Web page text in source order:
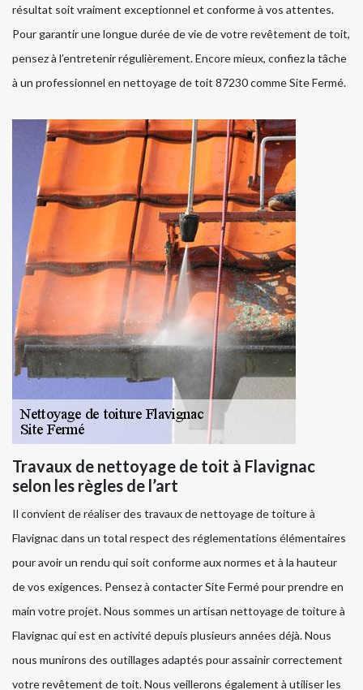
résultat soit vraiment exceptionnel et conforme à vos attentes.
Pour garantir une longue durée de vie de votre revêtement de toit,
pensez à l’entretenir régulièrement. Encore mieux, confiez la tâche
à un professionnel en nettoyage de toit 87230 comme Site Fermé.
Travaux de nettoyage de toit à Flavignac
selon les règles de l’art
Il convient de réaliser des travaux de nettoyage de toiture à
Flavignac dans un total respect des réglementations élémentaires
pour avoir un rendu qui soit conforme aux normes et à la hauteur
de vos exigences. Pensez à contacter Site Fermé pour prendre en
main votre projet. Nous sommes un artisan nettoyage de toiture à
Flavignac qui est en activité depuis plusieurs années déjà. Nous
nous munirons des outillages adaptés pour assainir correctement
votre revêtement de toit. Nous veillerons également à utiliser les